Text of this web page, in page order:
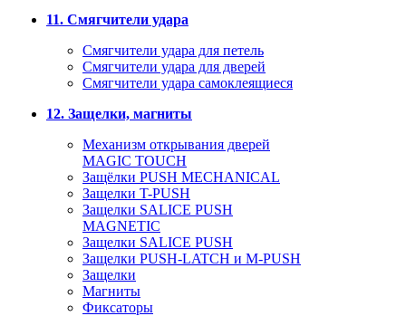
11. Смягчители удара
Смягчители удара для петель
Смягчители удара для дверей
Cмягчители удара самоклеящиеся
12. Защелки, магниты
Механизм открывания дверей
MAGIC TOUCH
Защёлки PUSH MECHANICAL
Защелки T-PUSH
Защелки SALICE PUSH
MAGNETIC
Защелки SALICE PUSH
Защелки PUSH-LATCH и M-PUSH
Защелки
Магниты
Фиксаторы